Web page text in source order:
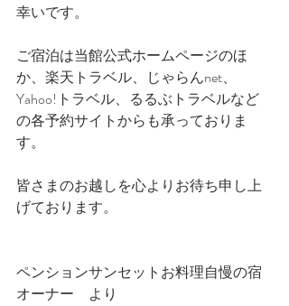
幸いです。
ご宿泊は当館公式ホームページのほ
か、楽天トラベル、じゃらんnet、
Yahoo!トラベル、るるぶトラベルなど
の各予約サイトからも承っておりま
す。
皆さまのお越しを心よりお待ち申し上
げております。
ペンションサンセットお料理自慢の宿
オーナー　より